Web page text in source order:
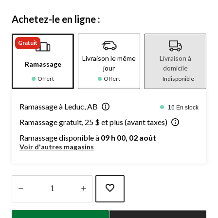
Achetez-le en ligne :
Gratuit
Ramassage
Offert
Livraison le même
jour
Offert
Livraison à
domicile
Indisponible
Ramassage à Leduc, AB 16 En stock
Ramassage gratuit, 25 $ et plus (avant taxes)
Ramassage disponible à 09 h 00, 02 août
Voir d'autres magasins